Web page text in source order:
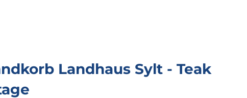
Landhaus Sylt - Teak